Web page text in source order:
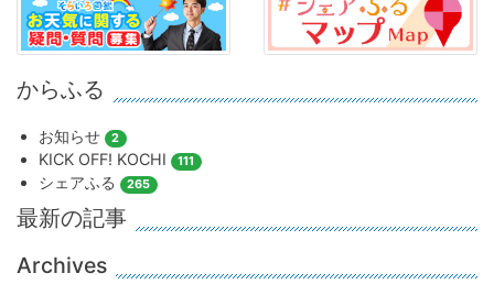
からふる
お知らせ 2
KICK OFF! KOCHI 111
シェアふる 265
最新の記事
Archives